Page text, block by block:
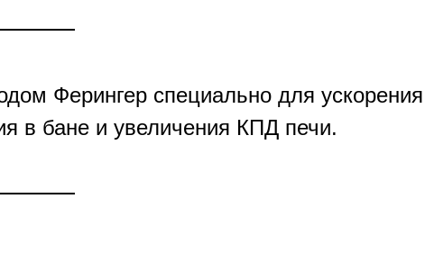
Ферингер специально для ускорения
в бане и увеличения КПД печи.